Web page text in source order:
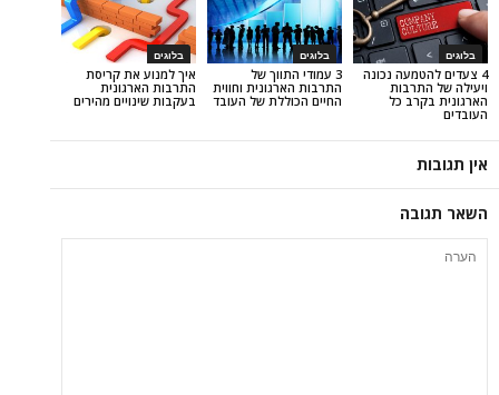
בלוגים
איך למנוע את קריסת
התרבות הארגונית
בעקבות שינויים מהירים
בלוגים
3 עמודי התווך של
התרבות הארגונית וחווית
החיים הכוללת של העובד
נכונה
כל